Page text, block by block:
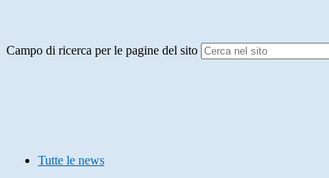
Campo di ricerca per le pagine del sito
Tutte le news